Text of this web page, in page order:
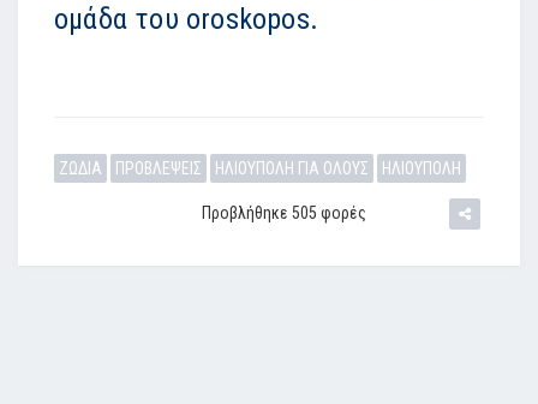
ομάδα του oroskopos.
ΖΩΔΙΑ ΠΡΟΒΛΕΨΕΙΣ ΗΛΙΟΥΠΟΛΗ ΓΙΑ ΟΛΟΥΣ ΗΛΙΟΥΠΟΛΗ
Προβλήθηκε 505 φορές